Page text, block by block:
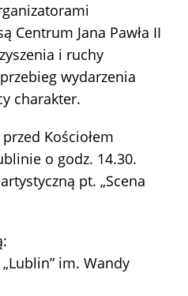
Centrum Jana Pawła II
i ruchy
wydarzenia
charakter.
Kościołem
o godz. 14.30.
pt. „Scena
im. Wandy